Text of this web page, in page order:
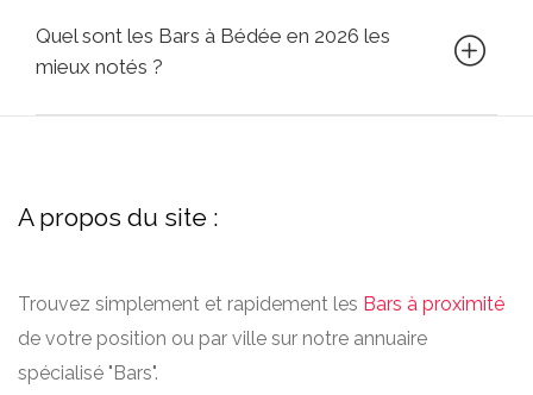
Quel sont les Bars à Bédée en 2026 les
mieux notés ?
A propos du site :
Trouvez simplement et rapidement les Bars à proximité
de votre position ou par ville sur notre annuaire
spécialisé "Bars".